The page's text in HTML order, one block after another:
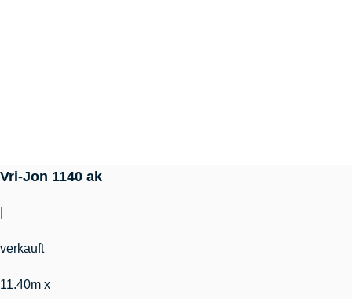
Vri-Jon 1140 ak
verkauft
11.40m x